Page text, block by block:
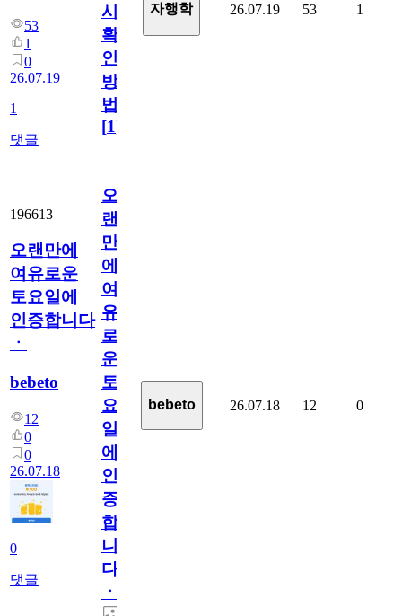
53
1
0
26.07.19
1
댓글
시
확
인
방
법
[1]
자행학 26.07.19 53 1
196613
오랜만에
여유로운
토요일에
인증합니다
ㆍ
bebeto
12
0
0
26.07.18
0
댓글
오
랜
만
에
여
유
로
운
토
요
일
에
인
증
합
니
다
ㆍ
bebeto 26.07.18 12 0